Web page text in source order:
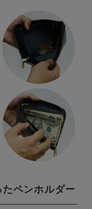
ペンホルダー